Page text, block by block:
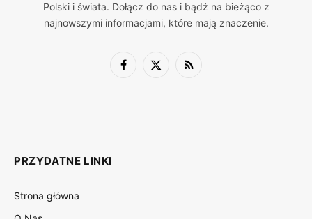
Polski i świata. Dołącz do nas i bądź na bieżąco z
najnowszymi informacjami, które mają znaczenie.
Facebook
X
RSS
PRZYDATNE LINKI
Strona główna